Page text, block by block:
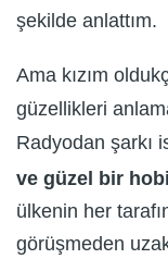
şekilde anlattım.
Ama kızım
güzellikleri
Radyodan şarkı
ve güzel bir hobi
ülkenin her
görüşmeden